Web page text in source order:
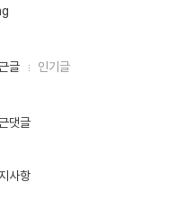
글 인기글
댓글
사항